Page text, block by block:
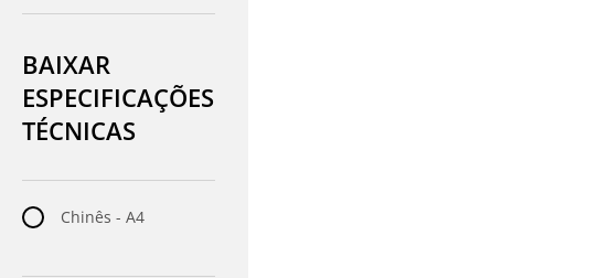
BAIXAR
ESPECIFICAÇÕES
TÉCNICAS
Chinês - A4